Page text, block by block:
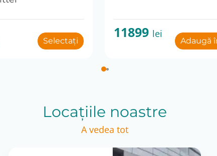
Selectați
11899 lei
Adaugă
Locațiile noastre
A vedea tot